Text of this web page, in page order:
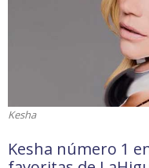
Kesha
Kesha número 1